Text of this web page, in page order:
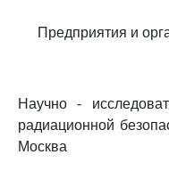
Предприятия и
Научно -
радиационной
Москва